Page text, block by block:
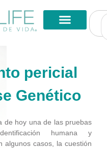
pericial
Genético
de hoy una de las pruebas
humana y
algunos casos, la cuestión